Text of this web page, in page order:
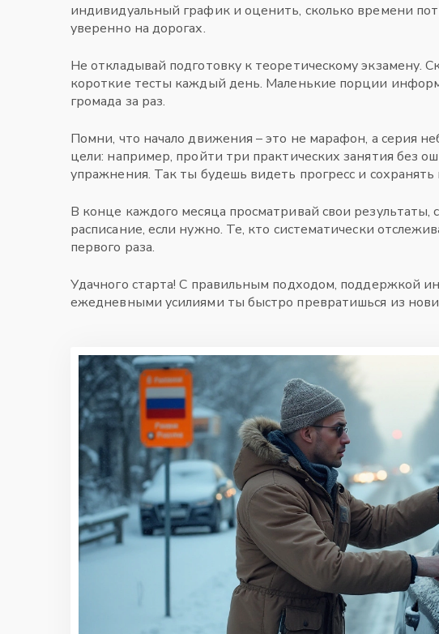
индивидуальный график и оценить, сколько времени
уверенно на дорогах.
Не откладывай подготовку к теоретическому
короткие тесты каждый день. Маленькие порции
громада за раз.
Помни, что начало движения – это не марафон, а серия
цели: например, пройти три практических занятия без
упражнения. Так ты будешь видеть прогресс и
В конце каждого месяца просматривай свои результаты,
расписание, если нужно. Те, кто систематически
первого раза.
Удачного старта! С правильным подходом, поддержкой
ежедневными усилиями ты быстро превратишься из